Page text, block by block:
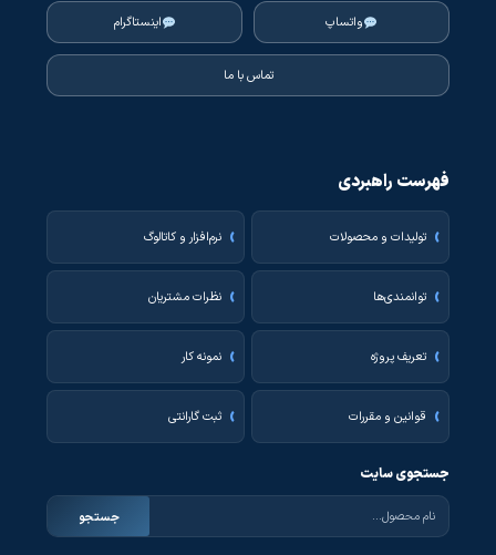
واتساپ اینستاگرام
تماس با ما
فهرست راهبردی
تولیدات و محصولات نرم‌افزار و کاتالوگ
توانمندی‌ها نظرات مشتریان
تعریف پروژه نمونه کار
قوانین و مقررات ثبت گارانتی
جستجوی سایت
جستجو